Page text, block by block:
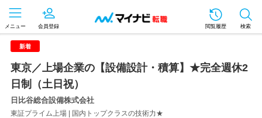
メニュー 会員登録 閲覧履歴 検索
新着
東京／上場企業の【設備設計・積算】★完全週休2
日制（土日祝）
日比谷総合設備株式会社
東証プライム上場 | 国内トップクラスの技術力★